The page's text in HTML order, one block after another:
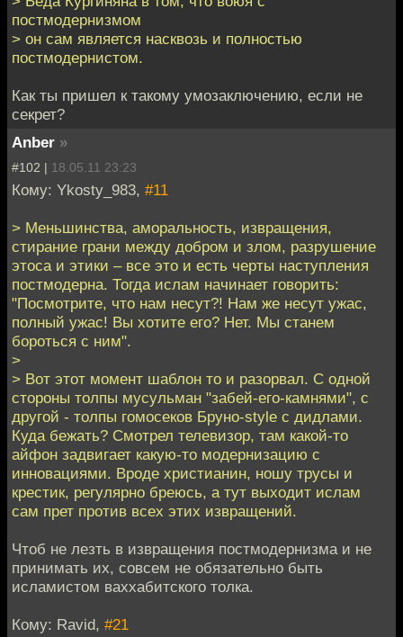
постмодернизмом
> он сам является насквозь и полностью
постмодернистом.
Как ты пришел к такому умозаключению, если не
секрет?
Anber »
#102 | 18.05.11 23:23
Кому: Ykosty_983, #11
> Меньшинства, аморальность, извращения,
стирание грани между добром и злом, разрушение
этоса и этики – все это и есть черты наступления
постмодерна. Тогда ислам начинает говорить:
"Посмотрите, что нам несут?! Нам же несут ужас,
полный ужас! Вы хотите его? Нет. Мы станем
бороться с ним".
>
> Вот этот момент шаблон то и разорвал. С одной
стороны толпы мусульман "забей-его-камнями", с
другой - толпы гомосеков Бруно-style с дидлами.
Куда бежать? Смотрел телевизор, там какой-то
айфон задвигает какую-то модернизацию с
инновациями. Вроде христианин, ношу трусы и
крестик, регулярно бреюсь, а тут выходит ислам
сам прет против всех этих извращений.
Чтоб не лезть в извращения постмодернизма и не
принимать их, совсем не обязательно быть
исламистом ваххабитского толка.
Кому: Ravid, #21